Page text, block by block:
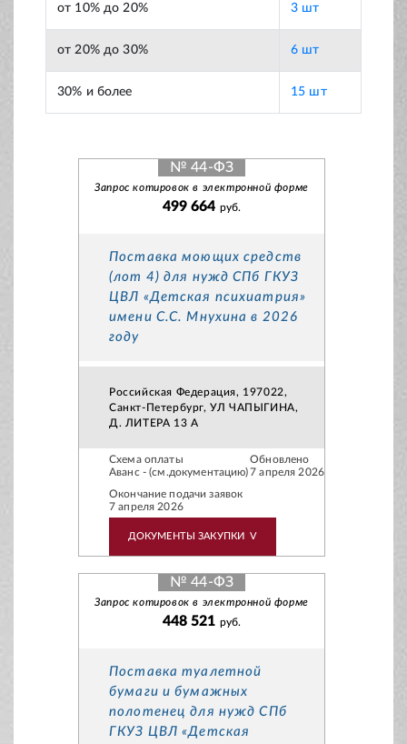
от 10% до 20% 3 шт
от 20% до 30% 6 шт
30% и более 15 шт
№ 44-ФЗ
Запрос котировок в электронной форме
499 664 руб.
Поставка моющих средств
(лот 4) для нужд СПб ГКУЗ
ЦВЛ «Детская психиатрия»
имени С.С. Мнухина в 2026
году
Российская Федерация, 197022,
Санкт-Петербург, УЛ ЧАПЫГИНА,
Д. ЛИТЕРА 13 А
Схема оплаты
Аванс - (см.документацию)
Обновлено
7 апреля 2026
Окончание подачи заявок
7 апреля 2026
ДОКУМЕНТЫ ЗАКУПКИ V
№ 44-ФЗ
Запрос котировок в электронной форме
448 521 руб.
Поставка туалетной
бумаги и бумажных
полотенец для нужд СПб
ГКУЗ ЦВЛ «Детская